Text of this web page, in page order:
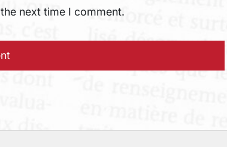
next time I comment.